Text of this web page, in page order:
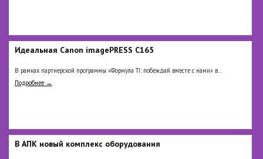
Идеальная Сanon imagePRESS C165
В рамках партнерской программы «Формула TI: побеждай вместе с нами» в...
Подробнее →
В АПК новый комплекс оборудования